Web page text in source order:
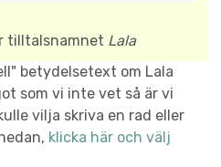
tilltalsnamnet Lala
betydelsetext om Lala
som vi inte vet så är vi
vilja skriva en rad eller
klicka här och välj